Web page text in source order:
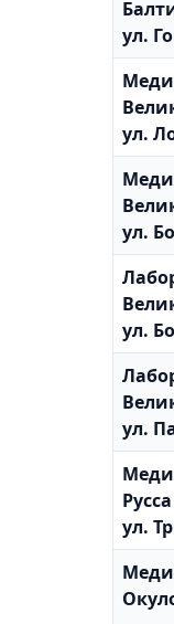
ул.
ул.
ул.
ул.
ул.
Русса
ул.